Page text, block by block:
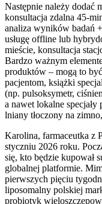
Następnie należy dodać
konsultacja zdalna 45-
analiza wyników badań
usługę offline lub
mieście, konsultacja
Bardzo ważnym
produktów – mogą to
pacjentom, książki
(np. pulsoksymetr,
a nawet lokalne
lniany tłoczony na
Karolina, farmaceutka z
styczniu 2026 roku.
się, kto będzie kupował
globalnej platformie.
pierwszych pięciu
liposomalny polskiej
probiotyk